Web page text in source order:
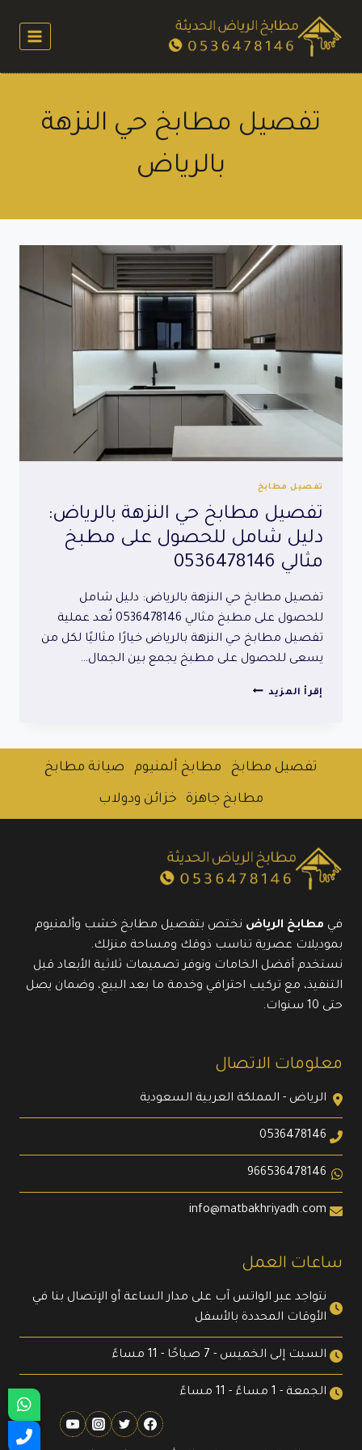
المحتوى
تفصيل مطابخ حي النزهة
بالرياض
تفصيل مطابخ
تفصيل مطابخ حي النزهة بالرياض:
دليل شامل للحصول على مطبخ
مثالي 0536478146
تفصيل مطابخ حي النزهة بالرياض: دليل شامل
للحصول على مطبخ مثالي 0536478146 تُعد عملية
تفصيل مطابخ حي النزهة بالرياض خيارًا مثاليًا لكل من
يسعى للحصول على مطبخ يجمع بين الجمال…
إقرأ المزيد تفصيل
دليل
للحصول
على
مثالي
0536478146
تفصيل مطابخ مطابخ ألمنيوم صيانة مطابخ
مطابخ جاهزة خزائن ودولاب
في مطابخ الرياض نختص بتفصيل مطابخ خشب وألمنيوم
بموديلات عصرية تناسب ذوقك ومساحة منزلك.
نستخدم أفضل الخامات ونوفر تصميمات ثلاثية الأبعاد قبل
التنفيذ، مع تركيب احترافي وخدمة ما بعد البيع، وضمان يصل
حتى 10 سنوات.
معلومات الاتصال
الرياض - المملكة العربية السعودية
0536478146
966536478146
info@matbakhriyadh.com
ساعات العمل
نتواجد عبر الواتس آب على مدار الساعة أو الإتصال بنا في
الأوقات المحددة بالأسفل
السبت إلى الخميس - 7 صباحًا - 11 مساءً
الجمعة - 1 مساءً - 11 مساءً